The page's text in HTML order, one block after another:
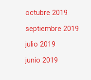
octubre 2019
septiembre 2019
julio 2019
junio 2019